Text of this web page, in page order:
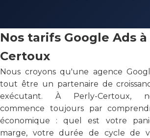
Nos tarifs Google Ads
Certoux
Nous croyons qu'une agence
tout être un partenaire de
exécutant. À Perly-Certoux,
commence toujours par
économique : quel est votre
marge, votre durée de cycle de